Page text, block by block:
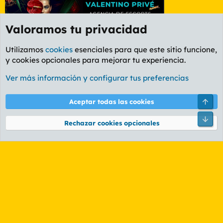
Foro General
Cookies
PL OLDSTYLE AMARILLO
Términos y reglas Política de privacidad Ayuda
Community platform by XenForo® © 2010-2026 XenForo Ltd.
Valoramos tu privacidad
Utilizamos cookies esenciales para que este sitio funcione,
y cookies opcionales para mejorar tu experiencia.
Ver más información y configurar tus preferencias
Aceptar todas las cookies
Rechazar cookies opcionales
Pie